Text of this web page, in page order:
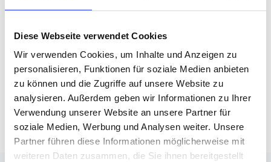
Diese Webseite verwendet Cookies
Wir verwenden Cookies, um Inhalte und Anzeigen zu
personalisieren, Funktionen für soziale Medien anbieten
zu können und die Zugriffe auf unsere Website zu
analysieren. Außerdem geben wir Informationen zu Ihrer
Verwendung unserer Website an unsere Partner für
soziale Medien, Werbung und Analysen weiter. Unsere
Partner führen diese Informationen möglicherweise mit
weiteren Daten zusammen, die Sie ihnen bereitgestellt